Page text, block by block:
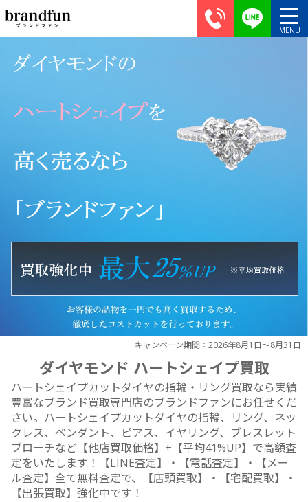
キャンペーン期間：2026年8月1日～8月31日
ダイヤモンド ハートシェイプ買取
ハートシェイプカットダイヤの指輪・リング買取なら実績
豊富なブランド買取専門店のブランドファンにお任せくだ
さい。ハートシェイプカットダイヤの指輪、リング、ネッ
クレス、ペンダント、ピアス、イヤリング、ブレスレット
ブローチなど【他店買取価格】+【平均41%UP】で高額査
定をいたします！【LINE査定】・【電話査定】・【メー
ル査定】全て無料査定で、【店頭買取】・【宅配買取】・
【出張買取】強化中です！